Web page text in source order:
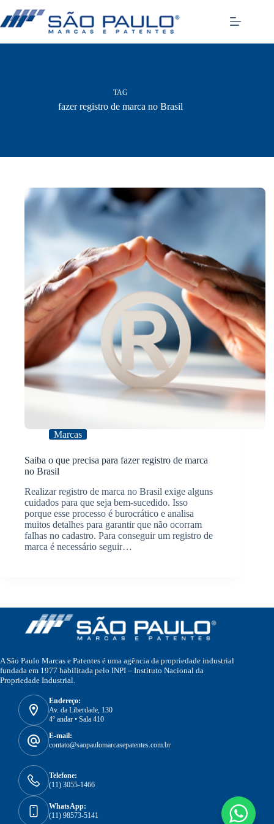
para
o
TAG
fazer registro de marca no Brasil
Marcas
Saiba o que precisa para fazer registro de marca
no Brasil
Realizar registro de marca no Brasil exige alguns
cuidados para que seja bem-sucedido. Isso
porque esse processo é burocrático e analisa
muitos detalhes para garantir que não ocorram
falhas no cadastro. Para conseguir um registro de
marca é necessário seguir…
A São Paulo Marcas e Patentes é uma agência da propriedade industrial
fundada em 1977 habilitada pelo INPI – Instituto Nacional da
Propriedade Industrial.
Endereço:
Av. da Liberdade, 130
4º andar • Sala 410
E-mail:
contato@saopaulomarcasepatentes.com.br
Telefone:
(11) 3055-1466
WhatsApp:
(11) 98573-5141